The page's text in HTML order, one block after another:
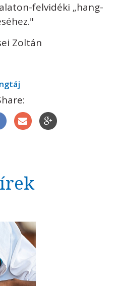
felvidéki „hang-
Zoltán